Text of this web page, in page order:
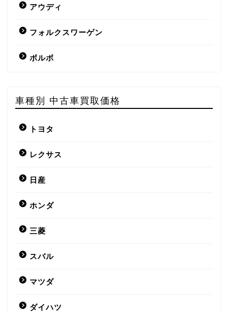
アウディ
フォルクスワーゲン
ボルボ
車種別 中古車買取価格
トヨタ
レクサス
日産
ホンダ
三菱
スバル
マツダ
ダイハツ